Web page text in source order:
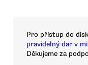
Pro přístup do
pravidelný dar v
Děkujeme za